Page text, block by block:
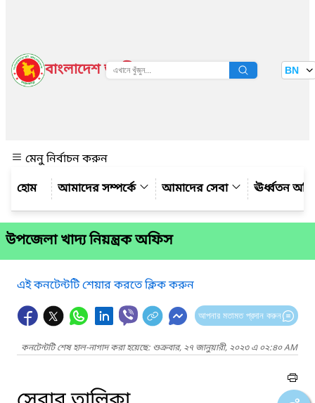
বাংলাদেশ জাতীয় তথ্য বাতায়ন BN
মেনু নির্বাচন করুন
আমাদের সম্পর্কে
আমাদের সেবা ঊর্ধ্বতন
উপজেলা খাদ্য নিয়ন্ত্রক অফিস
এই কনটেন্টটি শেয়ার করতে ক্লিক করুন
আপনার মতামত প্রদান করুন
কনটেন্টটি শেষ হাল-নাগাদ করা হয়েছে: শুক্রবার, ২৭ জানুয়ারী, ২০২৩ এ ০২:৪০ AM